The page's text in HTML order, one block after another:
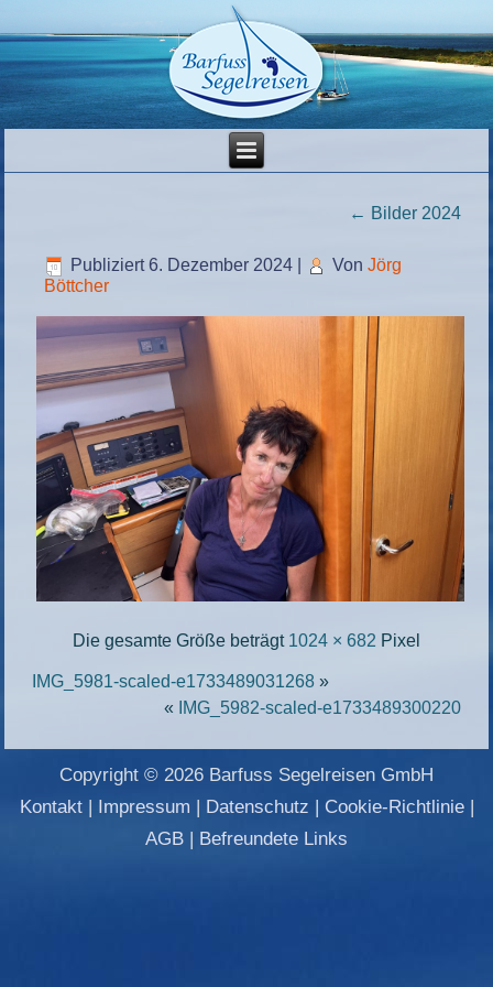
← Bilder 2024
Publiziert 6. Dezember 2024 Von Jörg
Böttcher
Die gesamte Größe beträgt 1024 × 682 Pixel
IMG_5981-scaled-e1733489031268 »
«
IMG_5982-scaled-e1733489300220
Copyright © 2026 Barfuss Segelreisen GmbH
Kontakt| Impressum | Datenschutz | Cookie-Richtlinie|
AGB | Befreundete Links